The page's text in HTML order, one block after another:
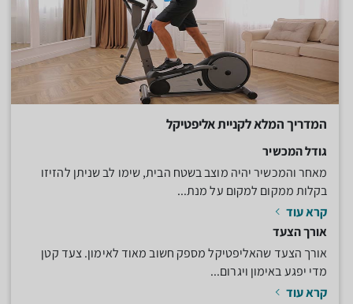
המדריך המלא לקניית אליפטיקל
גודל המכשיר
מאחר והמכשיר יהיה מוצב בשטח הבית, שימו לב שניתן להזיזו
בקלות ממקום למקום על מנת...
קרא עוד
אורך הצעד
אורך הצעד שהאליפטיקל מספק חשוב מאוד לאימון. צעד קטן
מדי יפגע באימון ויגרום...
קרא עוד